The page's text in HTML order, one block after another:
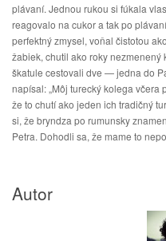
plávaní. Jednou rukou si fúkala
reagovalo na cukor a tak po
perfektný zmysel, voňal čistotou
žabiek, chutil ako roky
škatule cestovali dve — jedna do
napísal: „Môj turecký kolega včera
že to chutí ako jeden ich tradičný
si, že bryndza po rumunsky
Petra. Dohodli sa, že mame to
Autor